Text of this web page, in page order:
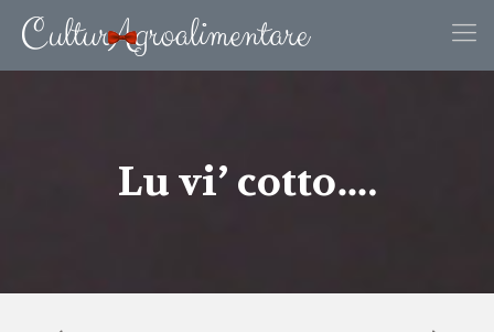
Lu vi’ cotto….